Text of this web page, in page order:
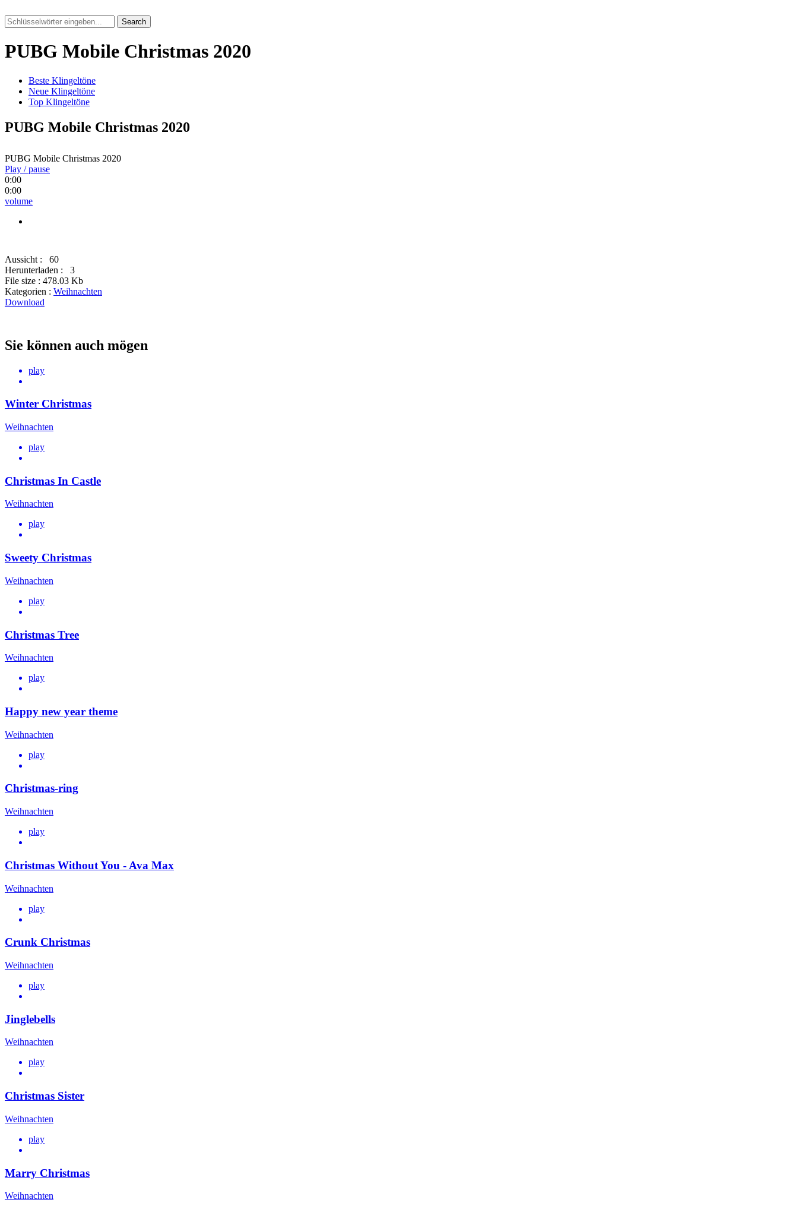
Search
PUBG Mobile Christmas 2020
Beste Klingeltöne
Neue Klingeltöne
Top Klingeltöne
PUBG Mobile Christmas 2020
PUBG Mobile Christmas 2020
Play / pause
0:00
0:00
volume
Aussicht :
60
Herunterladen :
3
File size : 478.03 Kb
Kategorien : Weihnachten
Download
Sie können auch mögen
play
Winter Christmas
Weihnachten
play
Christmas In Castle
Weihnachten
play
Sweety Christmas
Weihnachten
play
Christmas Tree
Weihnachten
play
Happy new year theme
Weihnachten
play
Christmas-ring
Weihnachten
play
Christmas Without You - Ava Max
Weihnachten
play
Crunk Christmas
Weihnachten
play
Jinglebells
Weihnachten
play
Christmas Sister
Weihnachten
play
Marry Christmas
Weihnachten